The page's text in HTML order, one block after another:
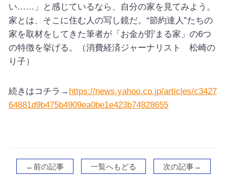
い……」と感じているなら、自分の家を見てみよう。
家とは、そこに住む人の写し鏡だ。“節約達人”たちの
家を取材をしてきた筆者が「お金が貯まる家」の6つ
の特徴を挙げる。（消費経済ジャーナリスト 松崎の
り子）
続きはコチラ→ https://news.yahoo.co.jp/articles/c3427
64881d9b475b4909ea0be1e423b74828655
←前の記事 一覧へもどる 次の記事→